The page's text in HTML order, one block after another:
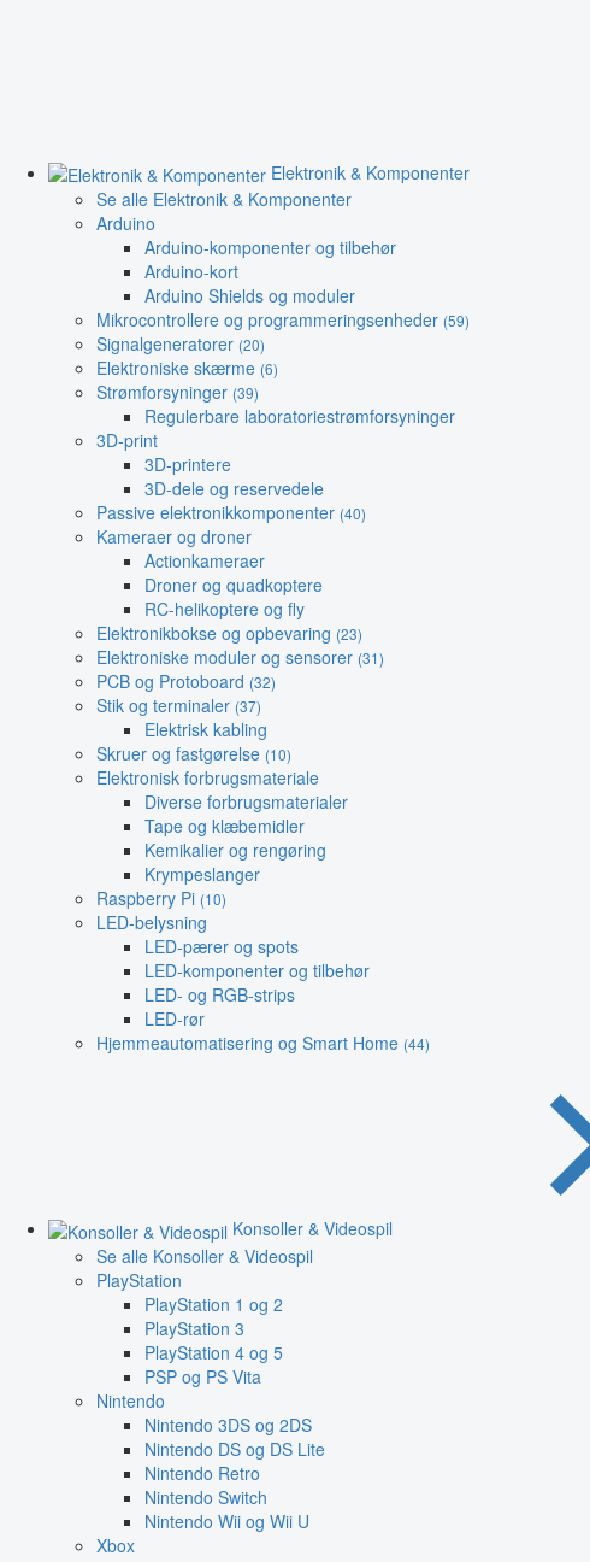
Elektronik & Komponenter
Se alle Elektronik & Komponenter
Arduino
Arduino-komponenter og tilbehør
Arduino-kort
Arduino Shields og moduler
Mikrocontrollere og programmeringsenheder (59)
Signalgeneratorer (20)
Elektroniske skærme (6)
Strømforsyninger (39)
Regulerbare laboratoriestrømforsyninger
3D-print
3D-printere
3D-dele og reservedele
Passive elektronikkomponenter (40)
Kameraer og droner
Actionkameraer
Droner og quadkoptere
RC-helikoptere og fly
Elektronikbokse og opbevaring (23)
Elektroniske moduler og sensorer (31)
PCB og Protoboard (32)
Stik og terminaler (37)
Elektrisk kabling
Skruer og fastgørelse (10)
Elektronisk forbrugsmateriale
Diverse forbrugsmaterialer
Tape og klæbemidler
Kemikalier og rengøring
Krympeslanger
Raspberry Pi (10)
LED-belysning
LED-pærer og spots
LED-komponenter og tilbehør
LED- og RGB-strips
LED-rør
Hjemmeautomatisering og Smart Home (44)
Konsoller & Videospil
Se alle Konsoller & Videospil
PlayStation
PlayStation 1 og 2
PlayStation 3
PlayStation 4 og 5
PSP og PS Vita
Nintendo
Nintendo 3DS og 2DS
Nintendo DS og DS Lite
Nintendo Retro
Nintendo Switch
Nintendo Wii og Wii U
Xbox